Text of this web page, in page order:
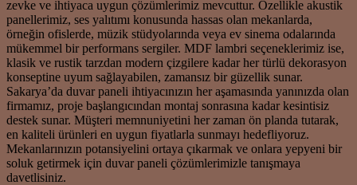
zevke ve ihtiyaca uygun çözümlerimiz mevcuttur. Özellikle akustik
panellerimiz, ses yalıtımı konusunda hassas olan mekanlarda,
örneğin ofislerde, müzik stüdyolarında veya ev sinema odalarında
mükemmel bir performans sergiler. MDF lambri seçeneklerimiz ise,
klasik ve rustik tarzdan modern çizgilere kadar her türlü dekorasyon
konseptine uyum sağlayabilen, zamansız bir güzellik sunar.
Sakarya’da duvar paneli ihtiyacınızın her aşamasında yanınızda olan
firmamız, proje başlangıcından montaj sonrasına kadar kesintisiz
destek sunar. Müşteri memnuniyetini her zaman ön planda tutarak,
en kaliteli ürünleri en uygun fiyatlarla sunmayı hedefliyoruz.
Mekanlarınızın potansiyelini ortaya çıkarmak ve onlara yepyeni bir
soluk getirmek için duvar paneli çözümlerimizle tanışmaya
davetlisiniz.